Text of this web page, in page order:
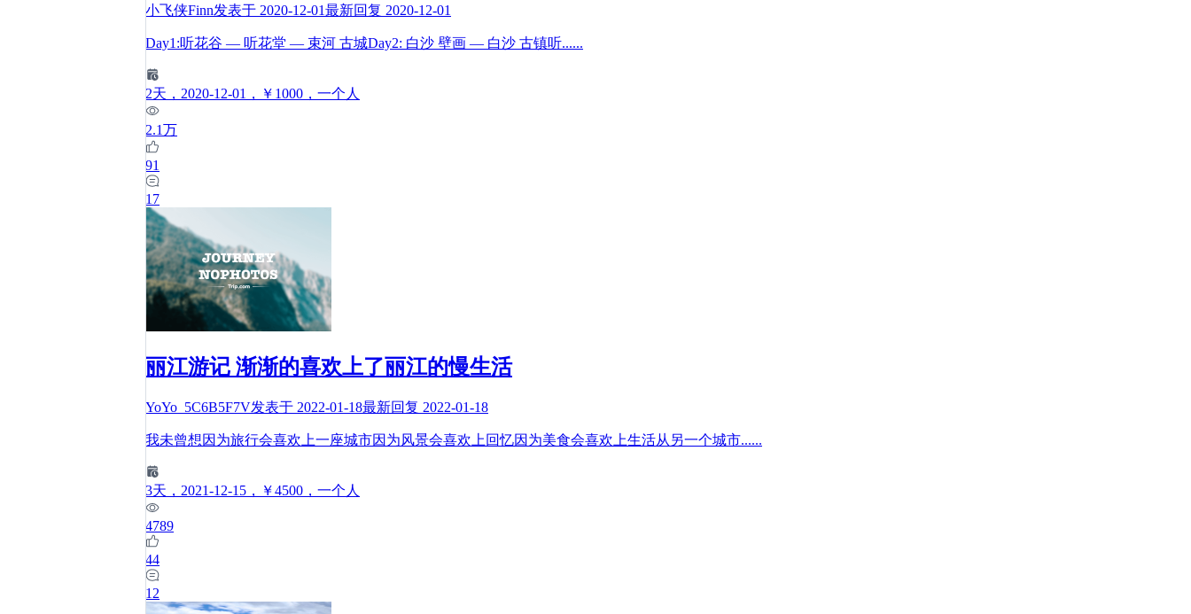
小飞侠Finn发表于 2020-12-01最新回复 2020-12-01
Day1:听花谷 — 听花堂 — 束河 古城Day2: 白沙 壁画 — 白沙 古镇听......
2天 ，2020-12-01 ，￥1000 ，一个人
2.1万
91
17
丽江游记 渐渐的喜欢上了丽江的慢生活
YoYo_5C6B5F7V发表于 2022-01-18最新回复 2022-01-18
我未曾想因为旅行会喜欢上一座城市因为风景会喜欢上回忆因为美食会喜欢上生活从另一个城市......
3天 ，2021-12-15 ，￥4500 ，一个人
4789
44
12